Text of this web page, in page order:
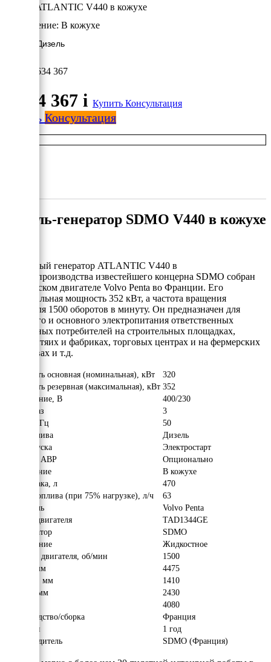
SDMO ATLANTIC V440 в кожухе
Исполнение: В кожухе
320 кВт/Дизель
5 634 367
5 634 367 i Купить Консультация
Купить Консультация
Дизель-генератор SDMO V440 в кожухе
Дизельный генератор ATLANTIC V440 в
кожухе производства известейшего концерна SDMO собран
на шведском двигателе Volvo Penta во Франции. Его
максимальная мощность 352 кВт, а частота вращения
двигателя 1500 оборотов в минуту. Он предназначен для
резевного и основного электропитания ответственных
трёхфазных потребителей на строительных площадках,
предпритяих и фабриках, торговых центрах и на фермерских
хозяйствах и т.д.
Мощность основная (номинальная), кВт
320
Мощность резервная (максимальная), кВт 352
Напряжение, В
400/230
Число фаз
3
Частота, Гц
50
Вид топлива
Дизель
Тип запуска
Электростарт
Наличие АВР
Опционально
Исполнение
В кожухе
Объём бака, л
470
Расход топлива (при 75% нагрузке), л/ч
63
Двигатель
Volvo Penta
Модель двигателя
TAD1344GE
Альтернатор
SDMO
Охлаждение
Жидкостное
Обороты двигателя, об/мин
1500
Длина, мм
4475
Ширина, мм
1410
Высота, мм
2430
4080
Производство/сборка
Франция
Гарантия
1 год
Производитель
SDMO (Франция)